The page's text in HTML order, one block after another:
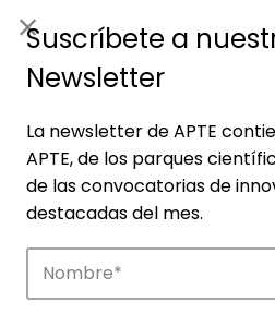
Suscríbete a
Newsletter
La newsletter de APTE
APTE, de los parques
de las convocatorias de
destacadas del mes.